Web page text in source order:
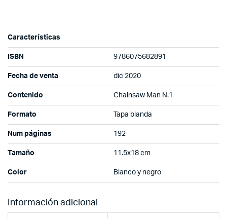
Características
ISBN 9786075682891
Fecha de venta dic 2020
Contenido Chainsaw Man N.1
Formato Tapa blanda
Num páginas 192
Tamaño 11.5x18 cm
Color Blanco y negro
Información adicional